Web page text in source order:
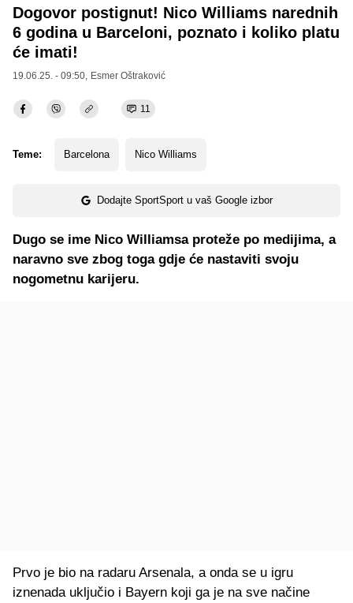
Dogovor postignut! Nico Williams narednih
6 godina u Barceloni, poznato i koliko platu
će imati!
19.06.25. - 09:50, Esmer Oštraković
11
Teme: Barcelona Nico Williams
Dodajte SportSport u vaš Google izbor
Dugo se ime Nico Williamsa proteže po medijima, a
naravno sve zbog toga gdje će nastaviti svoju
nogometnu karijeru.
Prvo je bio na radaru Arsenala, a onda se u igru
iznenada uključio i Bayern koji ga je na sve načine